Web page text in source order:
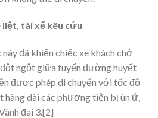
liệt, tài xế kêu cứu
đã khiến chiếc xe khách chở
ngột giữa tuyến đường huyết
được phép di chuyển với tốc độ
hàng dài các phương tiện bị ùn ứ,
đai 3.[2]